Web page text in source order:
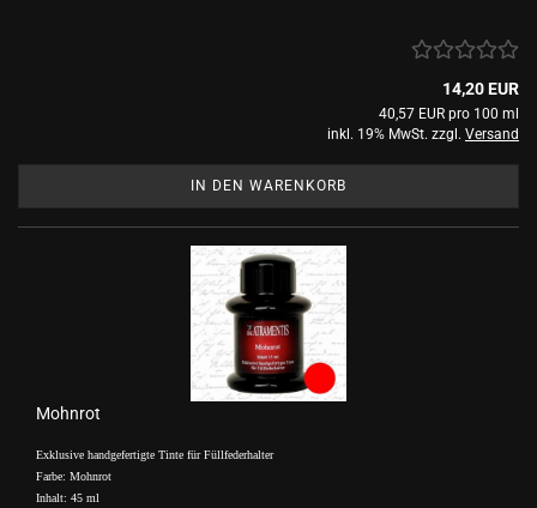
14,20 EUR
40,57 EUR pro 100 ml
inkl. 19% MwSt. zzgl. Versand
IN DEN WARENKORB
Mohnrot
Exklusive handgefertigte Tinte für Füllfederhalter
Farbe: Mohnrot
Inhalt: 45 ml